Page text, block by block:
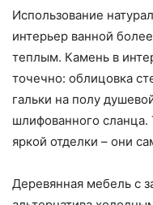
Использование
интерьер ванной
теплым. Камень в
точечно: облицовка
гальки на полу
шлифованного сланца.
яркой отделки – они
Деревянная мебель с